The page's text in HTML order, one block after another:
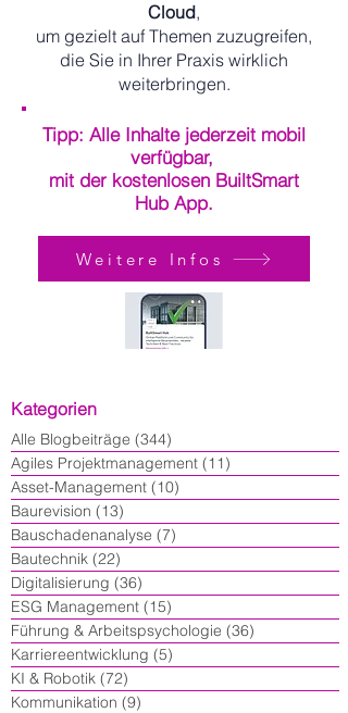
Cloud,
um gezielt auf Themen zuzugreifen,
die Sie in Ihrer Praxis wirklich
weiterbringen.
Tipp: Alle Inhalte jederzeit mobil
verfügbar,
mit der kostenlosen BuiltSmart
Hub App.
Weitere Infos
Kategorien
Alle Blogbeiträge (344)
Agiles Projektmanagement (11)
Asset-Management (10)
Baurevision (13)
Bauschadenanalyse (7)
Bautechnik (22)
Digitalisierung (36)
ESG Management (15)
Führung & Arbeitspsychologie (36)
Karriereentwicklung (5)
KI & Robotik (72)
Kommunikation (9)